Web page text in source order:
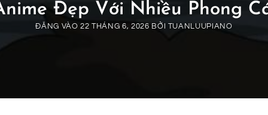
Đẹp Với Nhiều Phong
ĐĂNG VÀO22 THÁNG 6, 2026 BỞI TUANLUUPIANO